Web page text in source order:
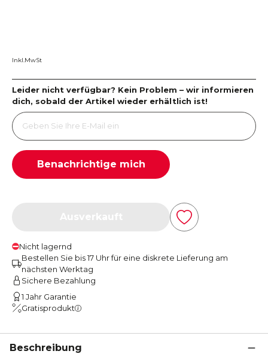
Inkl.MwSt
Leider nicht verfügbar? Kein Problem – wir informieren
dich, sobald der Artikel wieder erhältlich ist!
Benachrichtige mich
Nicht lagernd
Bestellen Sie bis 17 Uhr für eine diskrete Lieferung am
nächsten Werktag
Sichere Bezahlung
1 Jahr Garantie
Gratisprodukt
Beschreibung